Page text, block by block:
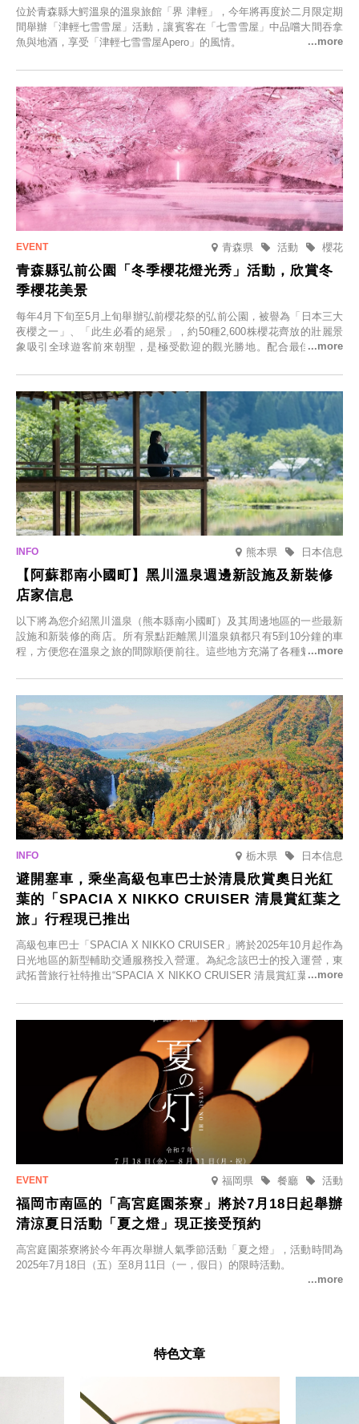
位於青森縣大鰐溫泉的溫泉旅館「界 津輕」，今年將再度於二月限定期
間舉辦「津輕七雪雪屋」活動，讓賓客在「七雪雪屋」中品嚐大間吞拿
魚與地酒，享受「津輕七雪雪屋Apero」的風情。
青森県 櫻花
活動
青森縣弘前公園「冬季櫻花燈光秀」活動，欣賞冬
季櫻花美景
每年4月下旬至5月上旬舉辦弘前櫻花祭的弘前公園，被譽為「日本三大
夜櫻之一」、「此生必看的絕景」，約50種2,600株櫻花齊放的壯麗景
象吸引全球遊客前來朝聖，是極受歡迎的觀光勝地。配合最佳觀雪時
「冬季櫻花燈光秀」。
熊本県 日本信息
【阿蘇郡南小國町】黑川溫泉週邊新設施及新裝修
店家信息
以下將為您介紹黑川溫泉（熊本縣南小國町）及其周邊地區的一些最新
設施和新裝修的商店。所有景點距離黑川溫泉鎮都只有5到10分鐘的車
程，方便您在溫泉之旅的間隙順便前往。這些地方充滿了各種魅力，包
食材的餐廳。讓您體驗黑川溫泉的全新樂趣。
栃木県 日本信息
避開塞車，乘坐高級包車巴士於清晨欣賞奧日光紅
葉的「SPACIA X NIKKO CRUISER 清晨賞紅葉之
旅」行程現已推出
高級包車巴士「SPACIA X NIKKO CRUISER」將於2025年10月起作為
日光地區的新型輔助交通服務投入營運。為紀念該巴士的投入運營，東
武拓普旅行社特推出“SPACIA X NIKKO CRUISER 清晨賞紅葉之旅”，
福岡県 活動
餐廳
福岡市南區的「高宮庭園茶寮」將於7月18日起舉辦
清涼夏日活動「夏之燈」現正接受預約
高宮庭園茶寮將於今年再次舉辦人氣季節活動「夏之燈」，活動時間為
2025年7月18日（五）至8月11日（一，假日）的限時活動。
特色文章